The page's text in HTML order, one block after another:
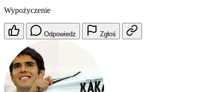
Wypożyczenie
Odpowiedz Zgłoś